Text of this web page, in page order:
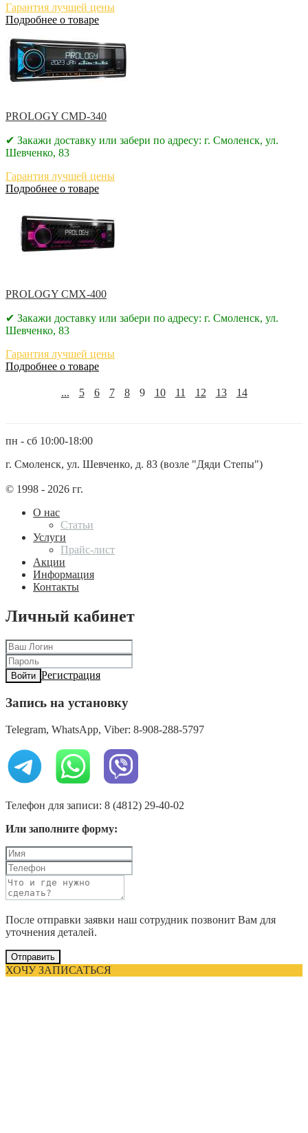
Гарантия лучшей цены
Подробнее о товаре
PROLOGY CMD-340
✔ Закажи доставку или забери по адресу: г. Смоленск, ул.
Шевченко, 83
Гарантия лучшей цены
Подробнее о товаре
PROLOGY CMX-400
✔ Закажи доставку или забери по адресу: г. Смоленск, ул.
Шевченко, 83
Гарантия лучшей цены
Подробнее о товаре
... 5 6 7 8 9 10 11 12 13 14
пн - сб 10:00-18:00
г. Смоленск, ул. Шевченко, д. 83 (возле "Дяди Степы")
© 1998 - 2026 гг.
О нас
Статьи
Услуги
Прайс-лист
Акции
Информация
Контакты
Личный кабинет
Войти Регистрация
Запись на установку
Telegram, WhatsApp, Viber: 8-908-288-5797
Телефон для записи: 8 (4812) 29-40-02
Или заполните форму:
После отправки заявки наш сотрудник позвонит Вам для
уточнения деталей.
Отправить
ХОЧУ ЗАПИСАТЬСЯ